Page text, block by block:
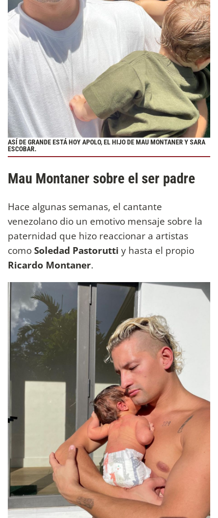
ASÍ DE GRANDE ESTÁ HOY APOLO, EL HIJO DE MAU MONTANER Y SARA
ESCOBAR.
Mau Montaner sobre el ser padre
Hace algunas semanas, el cantante
venezolano dio un emotivo mensaje sobre la
paternidad que hizo reaccionar a artistas
comoSoledad Pastorutti y hasta el propio
Ricardo Montaner.